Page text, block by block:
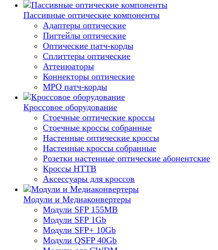
Пассивные оптические компоненты
Адаптеры оптические
Пигтейлы оптические
Оптические патч-корды
Сплиттеры оптические
Аттенюаторы
Коннекторы оптические
MPO патч-корды
Кроссовое оборудование
Стоечные оптические кроссы
Стоечные кроссы собранные
Настенные оптические кроссы
Настенные кроссы собранные
Розетки настенные оптические абонентские
Кроссы HTTB
Аксессуары для кроссов
Модули и Медиаконвертеры
Модули SFP 155MB
Модули SFP 1Gb
Модули SFP+ 10Gb
Модули QSFP 40Gb